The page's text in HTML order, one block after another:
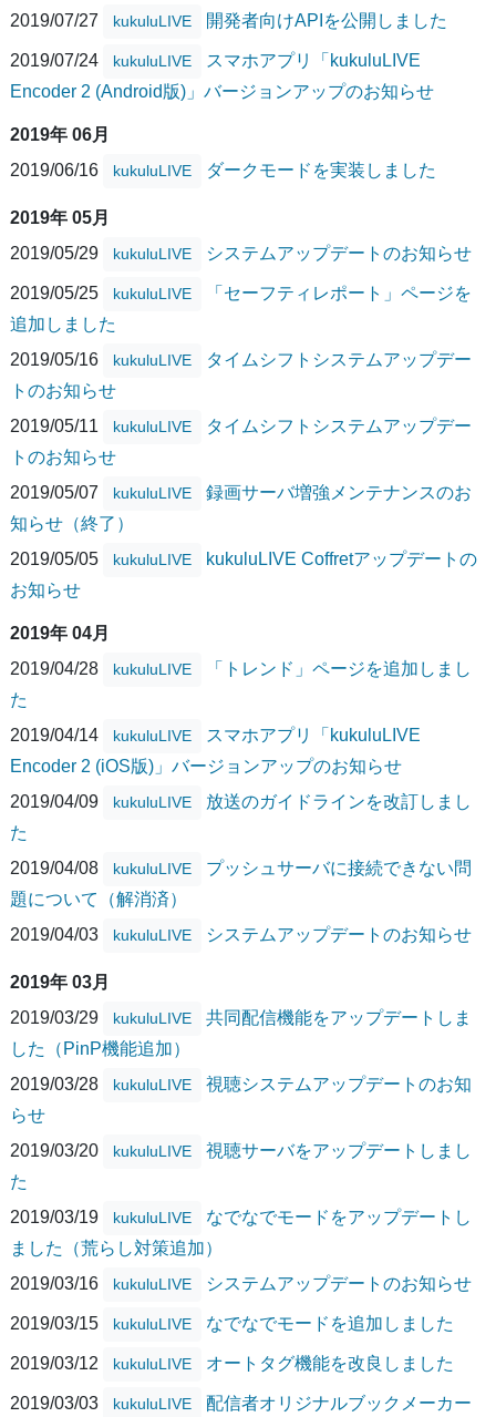
2019/07/27 kukuluLIVE 開発者向けAPIを公開しました
2019/07/24 kukuluLIVE
スマホアプリ「kukuluLIVE
Encoder 2 (Android版)」バージョンアップのお知らせ
2019年 06月
2019/06/16
kukuluLIVE ダークモードを実装しました
2019年 05月
2019/05/29
kukuluLIVE システムアップデートのお知らせ
2019/05/25 kukuluLIVE
「セーフティレポート」ページを
追加しました
2019/05/16
kukuluLIVE
タイムシフトシステムアップデー
トのお知らせ
2019/05/11
kukuluLIVE
タイムシフトシステムアップデー
トのお知らせ
2019/05/07
kukuluLIVE
録画サーバ増強メンテナンスのお
知らせ（終了）
2019/05/05
kukuluLIVE
kukuluLIVE Coffretアップデートの
お知らせ
2019年 04月
2019/04/28
kukuluLIVE
「トレンド」ページを追加しまし
た
2019/04/14
kukuluLIVE
スマホアプリ「kukuluLIVE
Encoder 2 (iOS版)」バージョンアップのお知らせ
2019/04/09
kukuluLIVE
放送のガイドラインを改訂しまし
た
2019/04/08
kukuluLIVE
プッシュサーバに接続できない問
題について（解消済）
2019/04/03
kukuluLIVE システムアップデートのお知らせ
2019年 03月
2019/03/29
kukuluLIVE
共同配信機能をアップデートしま
した（PinP機能追加）
2019/03/28
kukuluLIVE
視聴システムアップデートのお知
らせ
2019/03/20
kukuluLIVE
視聴サーバをアップデートしまし
た
2019/03/19
kukuluLIVE
なでなでモードをアップデートし
ました（荒らし対策追加）
2019/03/16
kukuluLIVE システムアップデートのお知らせ
2019/03/15 kukuluLIVE なでなでモードを追加しました
2019/03/12 kukuluLIVE オートタグ機能を改良しました
2019/03/03 kukuluLIVE
配信者オリジナルブックメーカー